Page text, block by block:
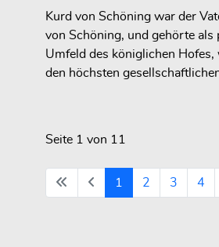
Kurd von Schöning war der
von Schöning, und gehörte
Umfeld des königlichen
den höchsten
Seite 1 von 11
1 2 3 4